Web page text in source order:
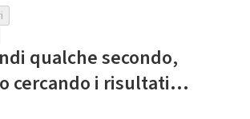
qualche secondo,
cercando i risultati...